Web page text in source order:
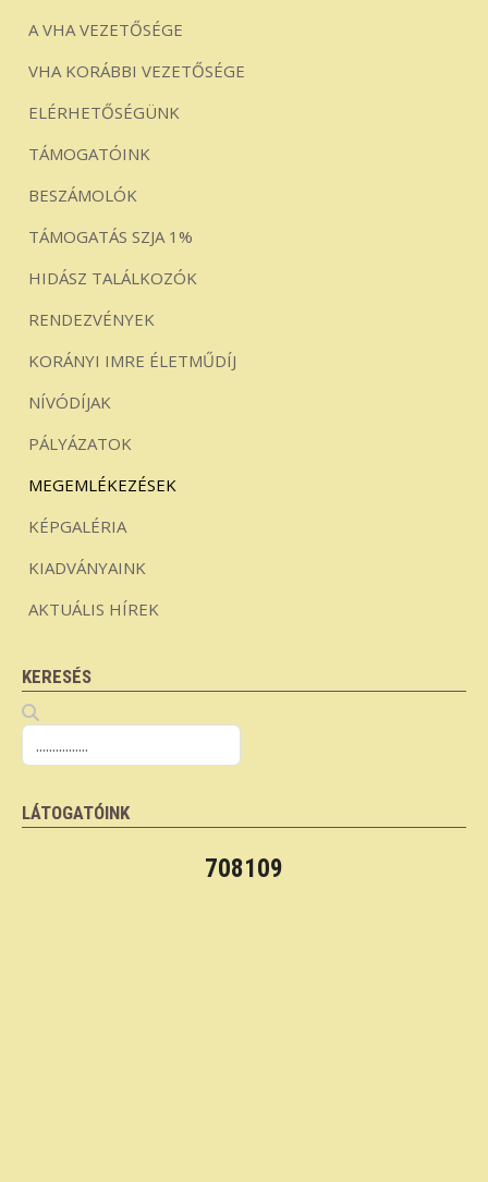
A VHA VEZETŐSÉGE
VHA KORÁBBI VEZETŐSÉGE
ELÉRHETŐSÉGÜNK
TÁMOGATÓINK
BESZÁMOLÓK
TÁMOGATÁS SZJA 1%
HIDÁSZ TALÁLKOZÓK
RENDEZVÉNYEK
KORÁNYI IMRE ÉLETMŰDÍJ
NÍVÓDÍJAK
PÁLYÁZATOK
MEGEMLÉKEZÉSEK
KÉPGALÉRIA
KIADVÁNYAINK
AKTUÁLIS HÍREK
KERESÉS
LÁTOGATÓINK
708109